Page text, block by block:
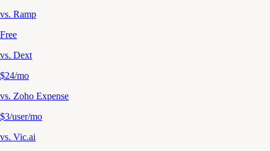
vs. Ramp
Free
vs. Dext
$24/mo
vs. Zoho Expense
$3/user/mo
vs. Vic.ai